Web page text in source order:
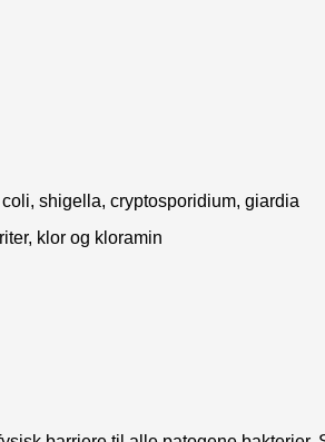
shigella, cryptosporidium, giardia
klor og kloramin